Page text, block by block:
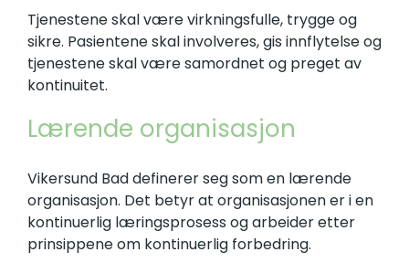
Tjenestene skal være virkningsfulle, trygge og
sikre. Pasientene skal involveres, gis innflytelse og
tjenestene skal være samordnet og preget av
kontinuitet.
Lærende organisasjon
Vikersund Bad definerer seg som en lærende
organisasjon. Det betyr at organisasjonen er i en
kontinuerlig læringsprosess og arbeider etter
prinsippene om kontinuerlig forbedring.